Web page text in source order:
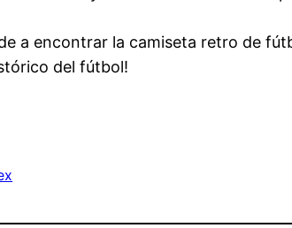
a encontrar la camiseta retro de
del fútbol!